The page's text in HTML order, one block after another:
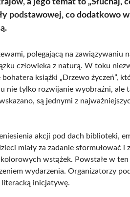
a jego temat to „Słuchaj,
podstawowej, co dodatkowo
polegającą na zawiązywaniu
człowieka z naturą. W toku
książki „Drzewo życzeń”,
nie tylko rozwijanie wyobraźni, ale
są jednymi z
akcji pod dach biblioteki,
miały za zadanie sformułować i
wstążek. Powstałe w ten
wydarzenia. Organizatorzy
literacką inicjatywę.